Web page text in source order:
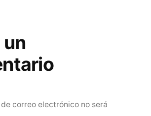
un
correo electrónico no será